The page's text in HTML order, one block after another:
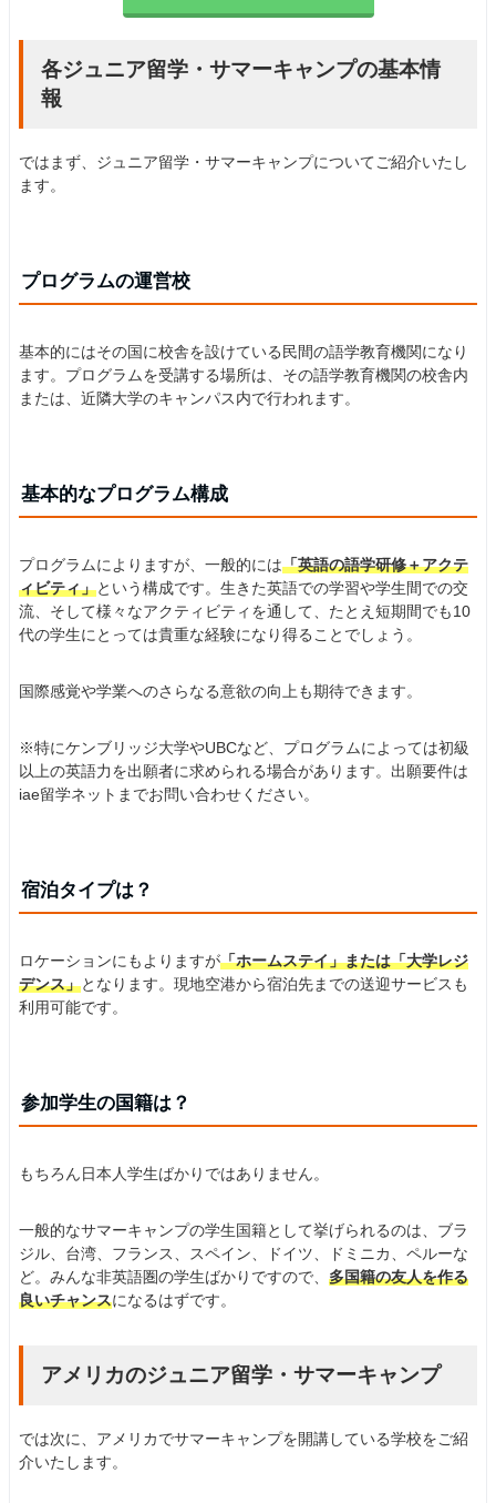
各ジュニア留学・サマーキャンプの基本情
報
ではまず、ジュニア留学・サマーキャンプについてご紹介いたし
ます。
プログラムの運営校
基本的にはその国に校舎を設けている民間の語学教育機関になり
ます。プログラムを受講する場所は、その語学教育機関の校舎内
または、近隣大学のキャンパス内で行われます。
基本的なプログラム構成
プログラムによりますが、一般的には「英語の語学研修＋アクテ
ィビティ」という構成です。生きた英語での学習や学生間での交
流、そして様々なアクティビティを通して、たとえ短期間でも10
代の学生にとっては貴重な経験になり得ることでしょう。
国際感覚や学業へのさらなる意欲の向上も期待できます。
※特にケンブリッジ大学やUBCなど、プログラムによっては初級
以上の英語力を出願者に求められる場合があります。出願要件は
iae留学ネットまでお問い合わせください。
宿泊タイプは？
ロケーションにもよりますが「ホームステイ」または「大学レジ
デンス」となります。現地空港から宿泊先までの送迎サービスも
利用可能です。
参加学生の国籍は？
もちろん日本人学生ばかりではありません。
一般的なサマーキャンプの学生国籍として挙げられるのは、ブラ
ジル、台湾、フランス、スペイン、ドイツ、ドミニカ、ペルーな
ど。みんな非英語圏の学生ばかりですので、 多国籍の友人を作る
良いチャンスになるはずです。
アメリカのジュニア留学・サマーキャンプ
では次に、アメリカでサマーキャンプを開講している学校をご紹
介いたします。